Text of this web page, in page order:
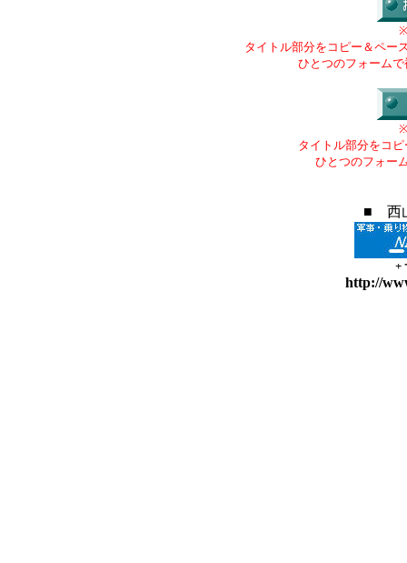
タイトル部分をコピー＆ペー
ひとつのフォーム
タイトル部分をコ
ひとつのフォー
■ 西
+
http://